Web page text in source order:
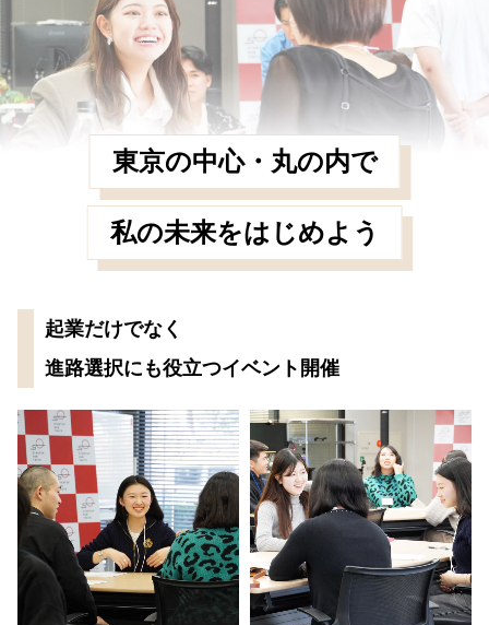
東京の中心・丸の内で
私の未来をはじめよう
起業だけでなく
進路選択にも役立つイベント開催